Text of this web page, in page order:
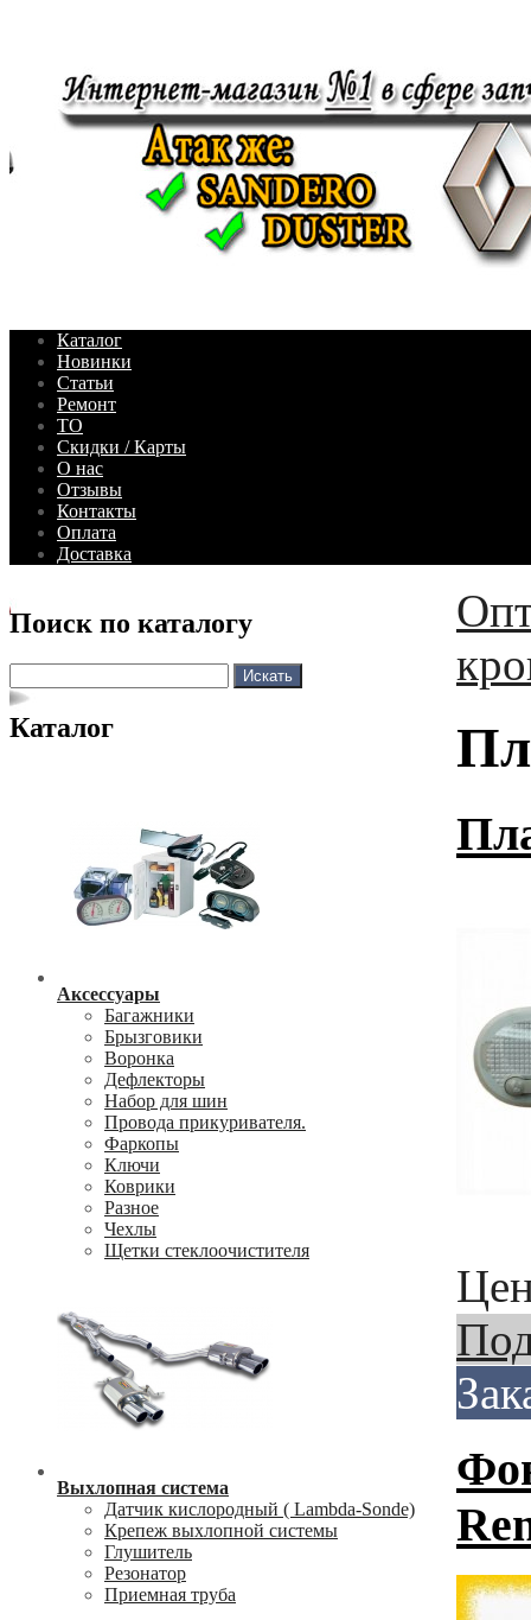
Каталог
Новинки
Статьи
Ремонт
ТО
Скидки / Карты
О нас
Отзывы
Контакты
Оплата
Доставка
Поиск по каталогу
Каталог
Аксессуары
Багажники
Брызговики
Воронка
Дефлекторы
Набор для шин
Провода прикуривателя.
Фаркопы
Ключи
Коврики
Разное
Чехлы
Щетки стеклоочистителя
Выхлопная система
Датчик кислородный ( Lambda-Sonde)
Крепеж выхлопной системы
Глушитель
Резонатор
Приемная труба